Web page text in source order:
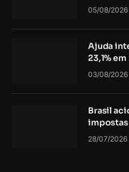
05/08/2026
Ajuda
23,1%
03/08/2026
Brasil
28/07/2026